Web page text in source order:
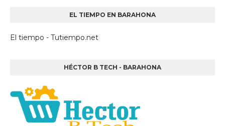
EL TIEMPO EN BARAHONA
El tiempo - Tutiempo.net
HÉCTOR B TECH - BARAHONA